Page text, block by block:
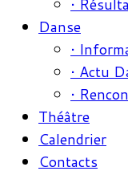
•
Danse
•
• Actu
•
Théâtre
Calendrier
Contacts